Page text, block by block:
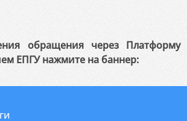
обращения через Платформу
ЕПГУ нажмите на баннер: